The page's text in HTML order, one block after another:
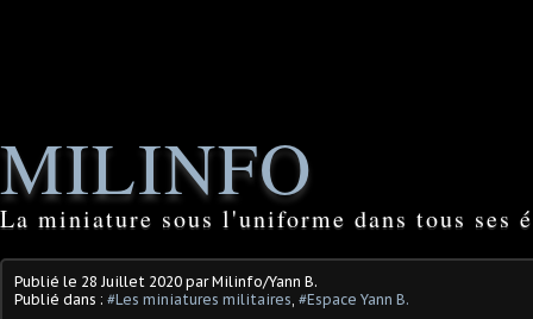
MILINFO
La miniature sous l'uniforme dans tous ses
Publié le 28 Juillet 2020 par Milinfo/Yann B.
Publié dans : #Les miniatures militaires, #Espace Yann B.